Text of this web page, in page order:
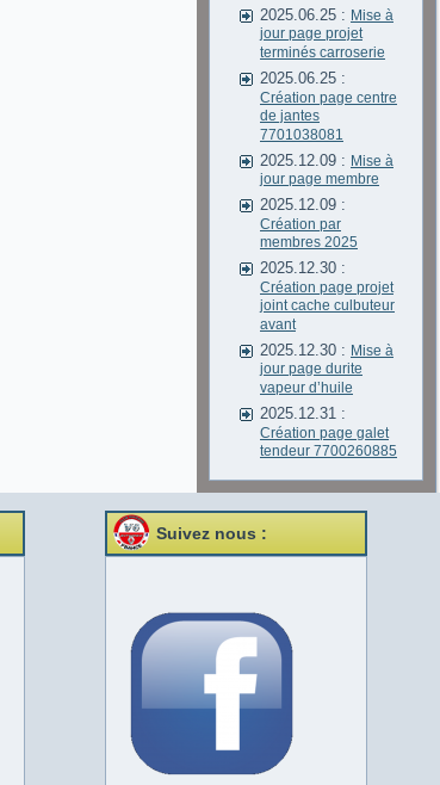
2025.06.25 : Mise à
jour page projet
terminés carroserie
2025.06.25 :
Création page centre
de jantes
7701038081
2025.12.09 : Mise à
jour page membre
2025.12.09 :
Création par
membres 2025
2025.12.30 :
Création page projet
joint cache culbuteur
avant
2025.12.30 : Mise à
jour page durite
vapeur d’huile
2025.12.31 :
Création page galet
tendeur 7700260885
Suivez nous :